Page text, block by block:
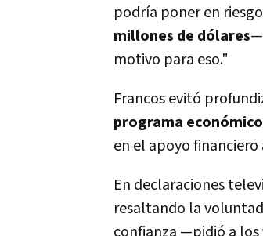
podría poner en
millones de dólares
motivo para eso."
Francos evitó
programa
en el apoyo
En declaraciones
resaltando la